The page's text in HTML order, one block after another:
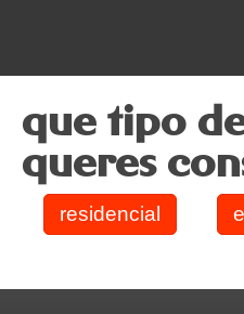
que tipo
queres
residencial